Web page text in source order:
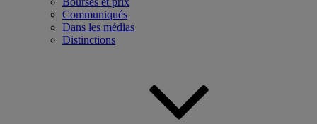
Communiqués
Dans les médias
Distinctions